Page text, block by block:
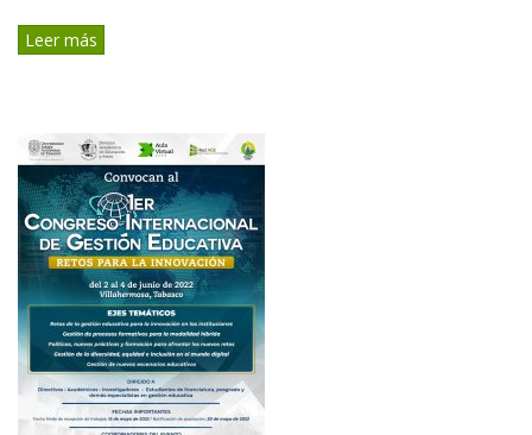
Leer más